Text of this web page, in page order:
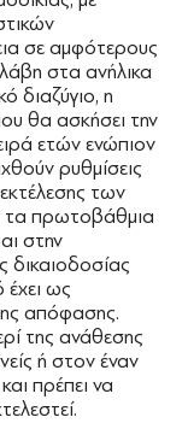
σε αμφότερους
στα ανήλικα
διαζύγιο, η
θα ασκήσει την
ετών ενώπιον
ρυθμίσεις
των
τα πρωτοβάθμια
στην
δικαιοδοσίας
έχει ως
απόφασης.
της ανάθεσης
ή στον έναν
πρέπει να